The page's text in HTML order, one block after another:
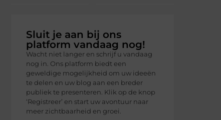
Sluit je aan bij ons
platform vandaag nog!
Wacht niet langer en schrijf u vandaag
nog in. Ons platform biedt een
geweldige mogelijkheid om uw ideeën
te delen en uw blog aan een breder
publiek te presenteren. Klik op de knop
‘Registreer’ en start uw avontuur naar
meer zichtbaarheid en groei.